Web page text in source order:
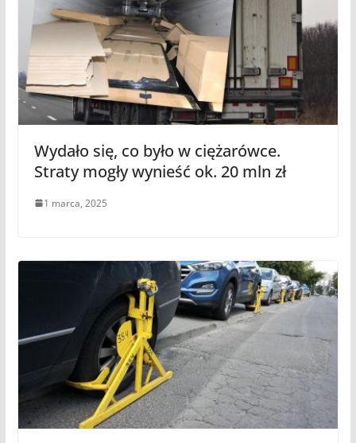
Wydało się, co było w ciężarówce.
Straty mogły wynieść ok. 20 mln zł
1 marca, 2025